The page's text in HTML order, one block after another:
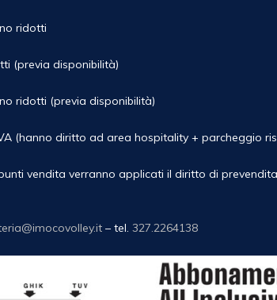
ridotti
(previa disponibilità)
ridotti (previa disponibilità)
(hanno diritto ad area hospitality + parcheggio
vendita verranno applicati il diritto di
– tel. 327.2264138